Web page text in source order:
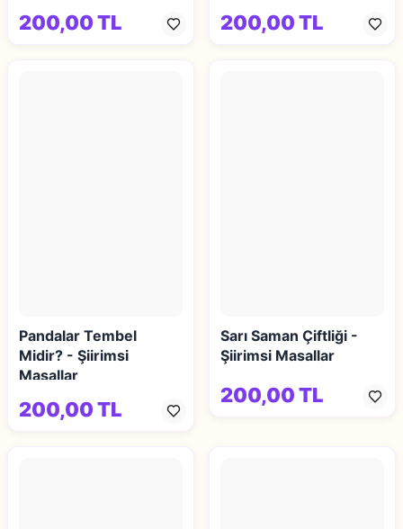
200,00 TL 200,00 TL
Pandalar Tembel
Midir? - Şiirimsi
Masallar
200,00 TL
Sarı Saman Çiftliği -
Şiirimsi Masallar
200,00 TL